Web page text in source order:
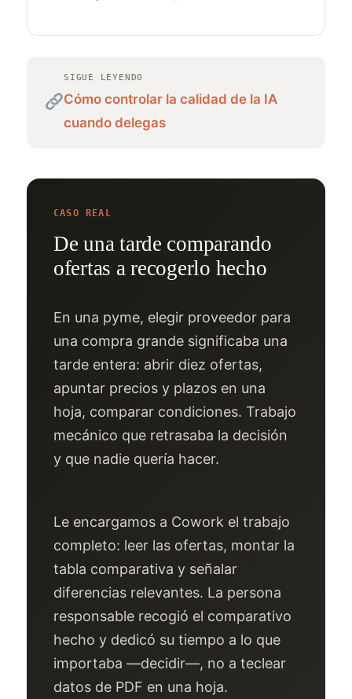
SIGUE LEYENDO
Cómo controlar la calidad de la IA
cuando delegas
CASO REAL
De una tarde comparando
ofertas a recogerlo hecho
En una pyme, elegir proveedor para
una compra grande significaba una
tarde entera: abrir diez ofertas,
apuntar precios y plazos en una
hoja, comparar condiciones. Trabajo
mecánico que retrasaba la decisión
y que nadie quería hacer.
Le encargamos a Cowork el trabajo
completo: leer las ofertas, montar la
tabla comparativa y señalar
diferencias relevantes. La persona
responsable recogió el comparativo
hecho y dedicó su tiempo a lo que
importaba —decidir—, no a teclear
datos de PDF en una hoja.